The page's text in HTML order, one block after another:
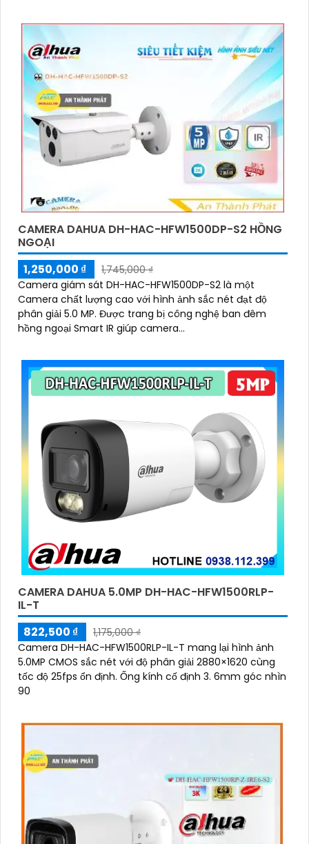
CAMERA DAHUA DH-HAC-HFW1500DP-S2 HỒNG
NGOẠI
1,250,000 ₫
1,745,000 ₫
Camera giám sát DH-HAC-HFW1500DP-S2 là một
Camera chất lượng cao với hình ảnh sắc nét đạt độ
phân giải 5.0 MP. Được trang bị công nghệ ban đêm
hồng ngoại Smart IR giúp camera...
CAMERA DAHUA 5.0MP DH-HAC-HFW1500RLP-
IL-T
822,500 ₫
1,175,000 ₫
Camera DH-HAC-HFW1500RLP-IL-T mang lại hình ảnh
5.0MP CMOS sắc nét với độ phân giải 2880×1620 cùng
tốc độ 25fps ổn định. Ống kính cố định 3. 6mm góc nhìn
90